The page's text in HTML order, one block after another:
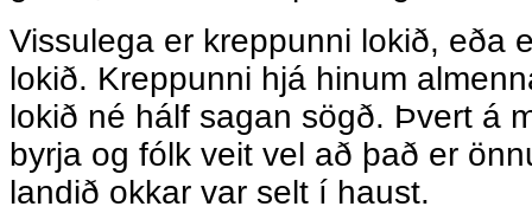
Vissulega er kreppunni lokið, eða
lokið. Kreppunni hjá hinum
lokið né hálf sagan sögð. Þvert á
byrja og fólk veit vel að það er
landið okkar var selt í haust.